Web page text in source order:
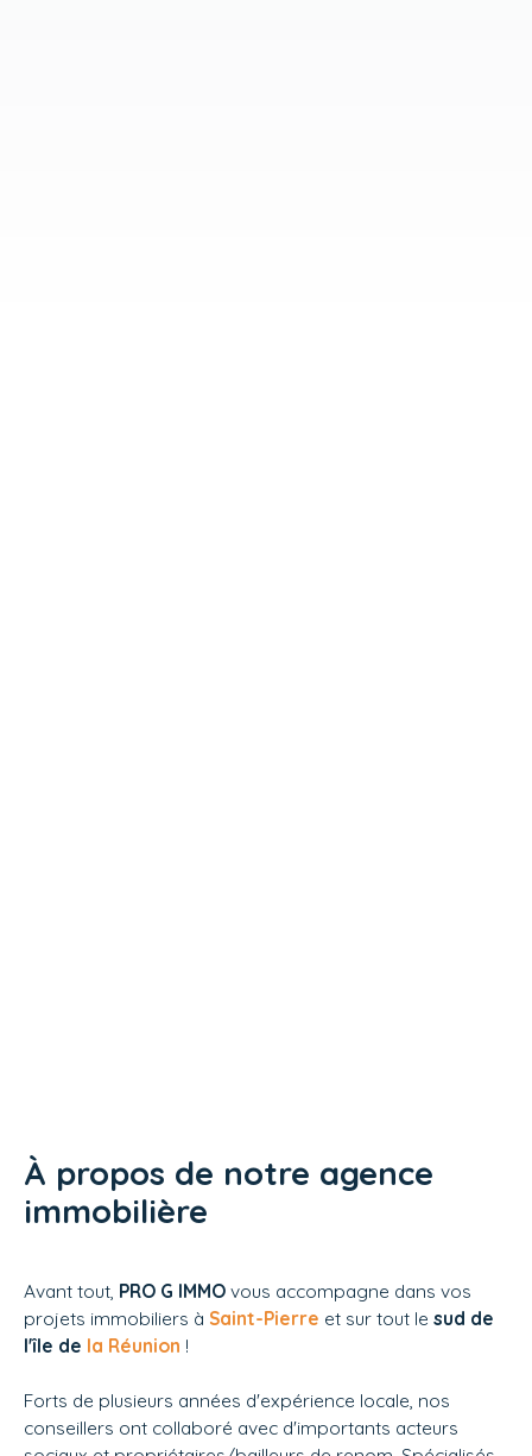
À propos de notre agence
immobilière
Avant tout, PRO G IMMO vous accompagne dans vos
projets immobiliers à Saint-Pierre et sur tout le sud de
l'île de la Réunion !
Forts de plusieurs années d'expérience locale, nos
conseillers ont collaboré avec d'importants acteurs